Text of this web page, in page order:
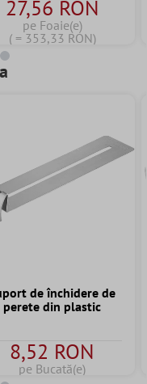
27,56 RON
pe Foaie(e)
( = 353,33 RON)
de închidere de
perete din plastic
8,52 RON
pe Bucată(e)